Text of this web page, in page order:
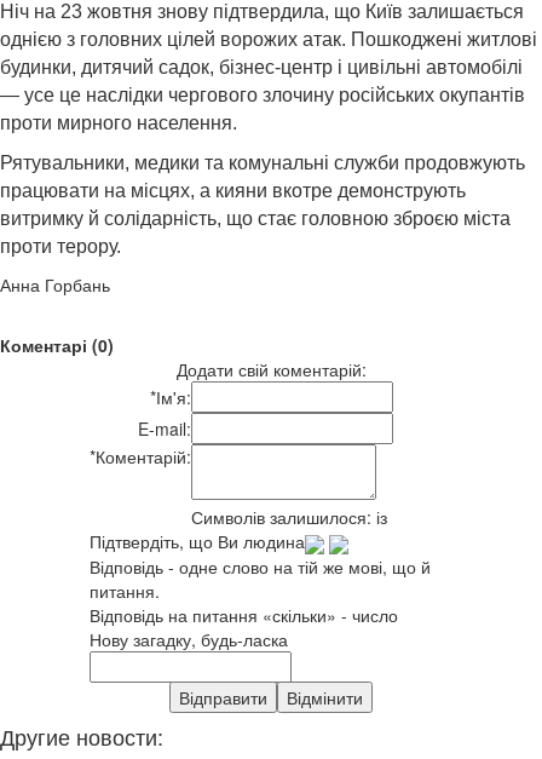
Ніч на 23 жовтня знову підтвердила, що Київ залишається
однією з головних цілей ворожих атак. Пошкоджені житлові
будинки, дитячий садок, бізнес-центр і цивільні автомобілі
— усе це наслідки чергового злочину російських окупантів
проти мирного населення.
Рятувальники, медики та комунальні служби продовжують
працювати на місцях, а кияни вкотре демонструють
витримку й солідарність, що стає головною зброєю міста
проти терору.
Анна Горбань
Коментарі (0)
Додати свій коментарій:
*Ім'я:
E-mail:
*Коментарій:
Символів залишилося: із
Підтвердіть, що Ви людина
Відповідь - одне слово на тій же мові, що й
питання.
Відповідь на питання «скільки» - число
Нову загадку, будь-ласка
Другие новости: